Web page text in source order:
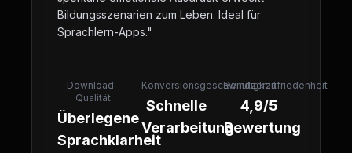
Bildungsszenarien zum Leben. Ideal für
Sprachlern-Apps."
Download-
Qualität
Überlegene
Sprachklarheit
Konversionsgeschwindigkeit
Schnelle
Verarbeitung
Benutzerzufriedenheit
4,9/5
Bewertung